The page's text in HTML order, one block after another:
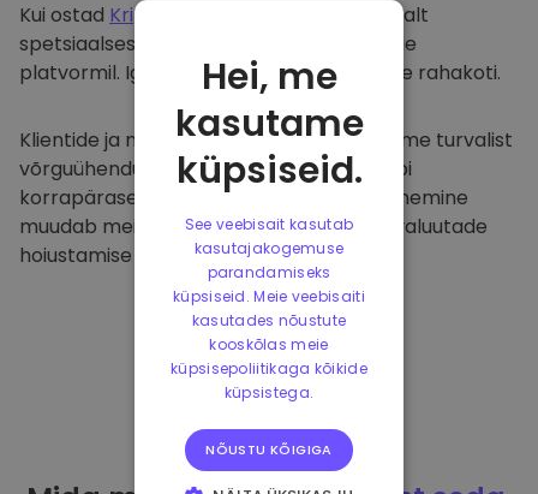
Kui ostad Kriptomat
, kanname selle sujuvalt
spetsiaalsesse ja turvalisse rahakotti meie
platvormil. Iga kasutaja saab individuaalse rahakoti.
Klientide ja nende raha kaitsmiseks pakume turvalist
võrguühenduseta hoiustamist ja viime läbi
korrapäraseid turvaauditeid. Selline lähenemine
muudab meie platvormi ja teiste krüptovaluutade
hoiustamise tõeliseks taevaks.
Hei, me
kasutame
küpsiseid.
See veebisait kasutab
kasutajakogemuse
parandamiseks
küpsiseid. Meie veebisaiti
kasutades nõustute
kooskõlas meie
küpsisepoliitikaga kõikide
küpsistega.
NÕUSTU KÕIGIGA